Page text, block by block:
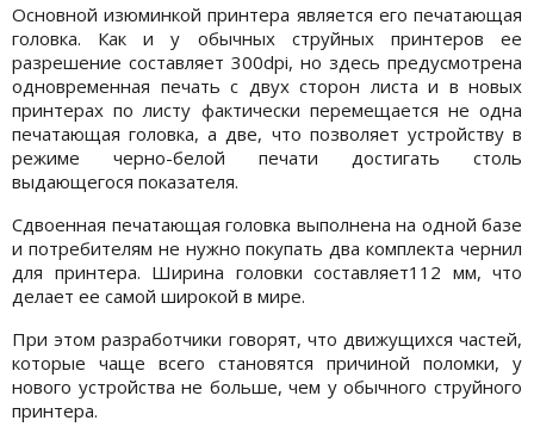
Основной изюминкой принтера является его печатающая
головка. Как и у обычных струйных принтеров ее
разрешение составляет 300dpi, но здесь предусмотрена
одновременная печать с двух сторон листа и в новых
принтерах по листу фактически перемещается не одна
печатающая головка, а две, что позволяет устройству в
режиме черно-белой печати достигать столь
выдающегося показателя.
Сдвоенная печатающая головка выполнена на одной базе
и потребителям не нужно покупать два комплекта чернил
для принтера. Ширина головки составляет112 мм, что
делает ее самой широкой в мире.
При этом разработчики говорят, что движущихся частей,
которые чаще всего становятся причиной поломки, у
нового устройства не больше, чем у обычного струйного
принтера.